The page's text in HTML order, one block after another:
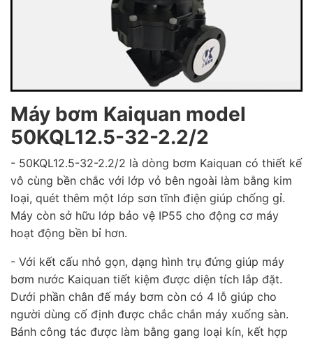
Máy bơm Kaiquan model
50KQL12.5-32-2.2/2
- 50KQL12.5-32-2.2/2 là dòng bơm Kaiquan có thiết kế
vô cùng bền chắc với lớp vỏ bên ngoài làm bằng kim
loại, quét thêm một lớp sơn tĩnh điện giúp chống gỉ.
Máy còn sở hữu lớp bảo vệ IP55 cho động cơ máy
hoạt động bền bỉ hơn.
- Với kết cấu nhỏ gọn, dạng hình trụ đứng giúp máy
bơm nước Kaiquan tiết kiệm được diện tích lắp đặt.
Dưới phần chân đế máy bơm còn có 4 lỗ giúp cho
người dùng cố định được chắc chắn máy xuống sàn.
Bánh công tác được làm bằng gang loại kín, kết hợp